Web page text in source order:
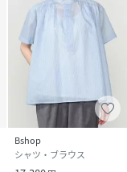
Bshop
シャツ・ブラウス